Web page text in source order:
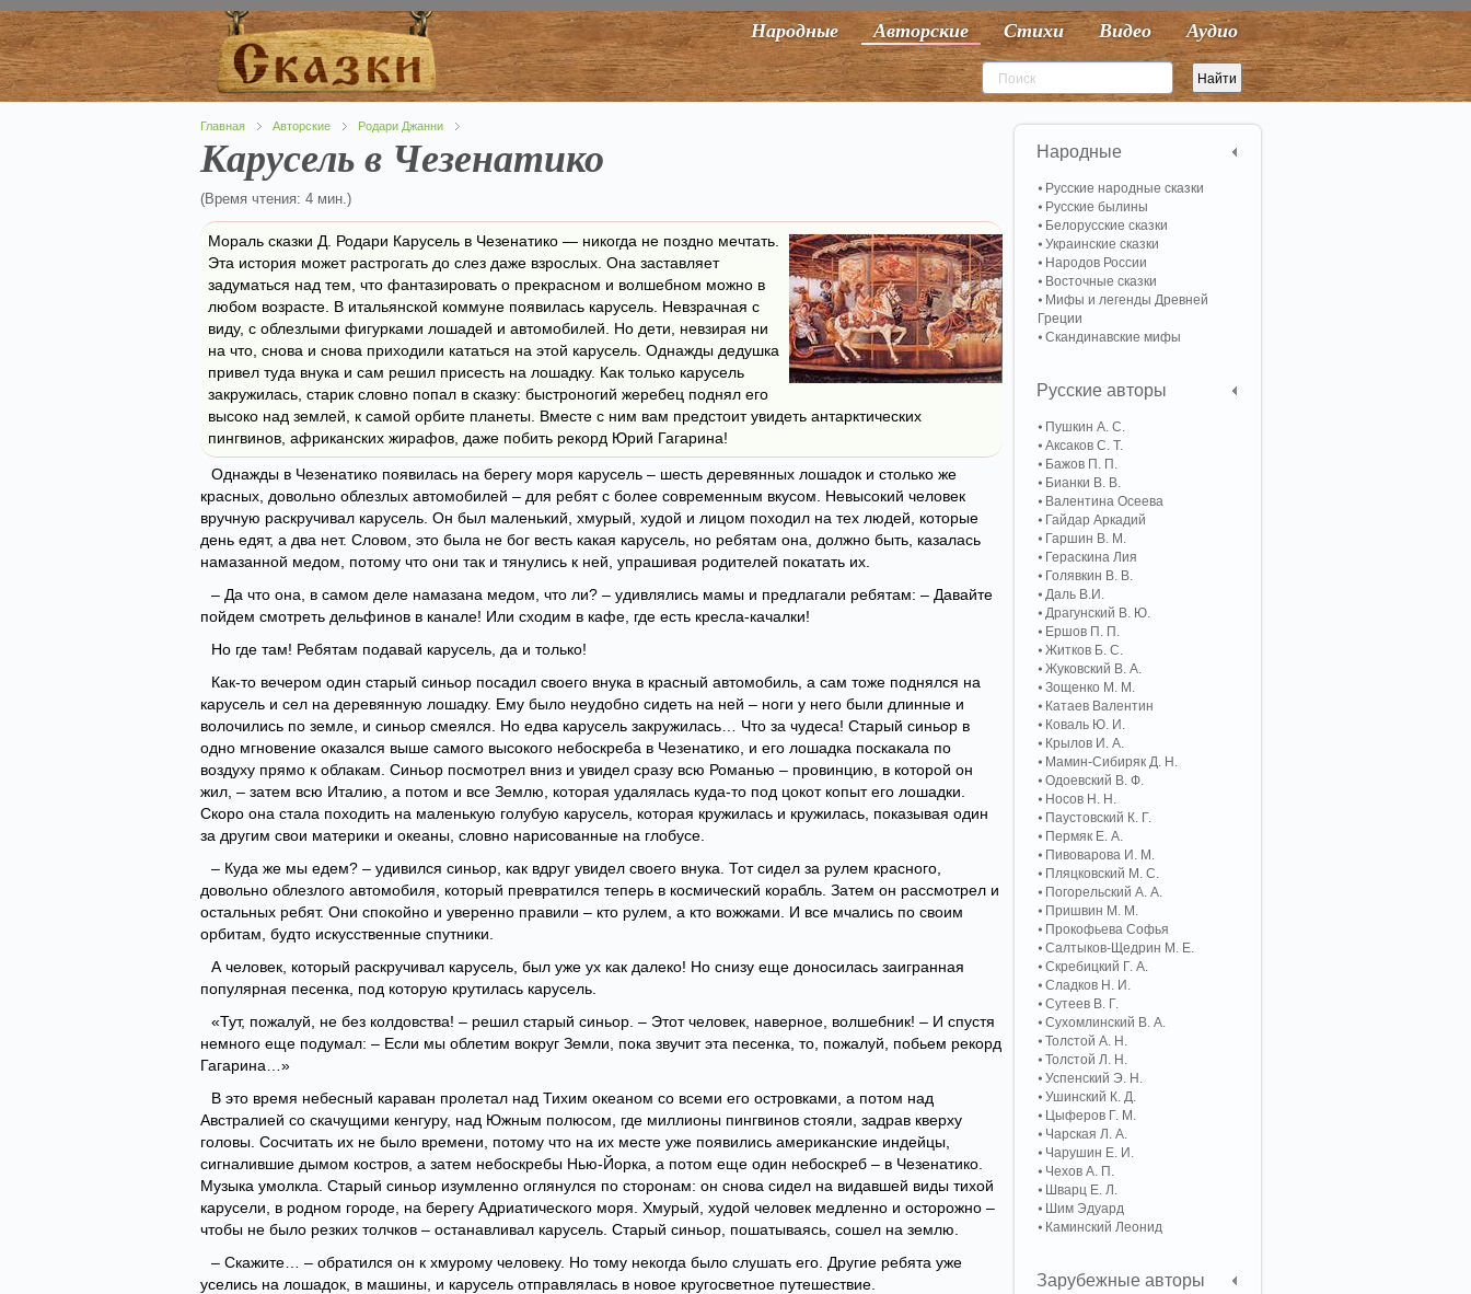
Народные Авторские Стихи Видео Аудио
Главная Авторские Родари Джанни
Карусель в Чезенатико
(Время чтения: 4 мин.)
Мораль сказки Д. Родари Карусель в Чезенатико — никогда не поздно мечтать.
Эта история может растрогать до слез даже взрослых. Она заставляет
задуматься над тем, что фантазировать о прекрасном и волшебном можно в
любом возрасте. В итальянской коммуне появилась карусель. Невзрачная с
виду, с облезлыми фигурками лошадей и автомобилей. Но дети, невзирая ни
на что, снова и снова приходили кататься на этой карусель. Однажды дедушка
привел туда внука и сам решил присесть на лошадку. Как только карусель
закружилась, старик словно попал в сказку: быстроногий жеребец поднял его
высоко над землей, к самой орбите планеты. Вместе с ним вам предстоит увидеть антарктических
пингвинов, африканских жирафов, даже побить рекорд Юрий Гагарина!
Однажды в Чезенатико появилась на берегу моря карусель – шесть деревянных лошадок и столько же
красных, довольно облезлых автомобилей – для ребят с более современным вкусом. Невысокий человек
вручную раскручивал карусель. Он был маленький, хмурый, худой и лицом походил на тех людей, которые
день едят, а два нет. Словом, это была не бог весть какая карусель, но ребятам она, должно быть, казалась
намазанной медом, потому что они так и тянулись к ней, упрашивая родителей покатать их.
– Да что она, в самом деле намазана медом, что ли? – удивлялись мамы и предлагали ребятам: – Давайте
пойдем смотреть дельфинов в канале! Или сходим в кафе, где есть кресла-качалки!
Но где там! Ребятам подавай карусель, да и только!
Как-то вечером один старый синьор посадил своего внука в красный автомобиль, а сам тоже поднялся на
карусель и сел на деревянную лошадку. Ему было неудобно сидеть на ней – ноги у него были длинные и
волочились по земле, и синьор смеялся. Но едва карусель закружилась… Что за чудеса! Старый синьор в
одно мгновение оказался выше самого высокого небоскреба в Чезенатико, и его лошадка поскакала по
воздуху прямо к облакам. Синьор посмотрел вниз и увидел сразу всю Романью – провинцию, в которой он
жил, – затем всю Италию, а потом и все Землю, которая удалялась куда-то под цокот копыт его лошадки.
Скоро она стала походить на маленькую голубую карусель, которая кружилась и кружилась, показывая один
за другим свои материки и океаны, словно нарисованные на глобусе.
– Куда же мы едем? – удивился синьор, как вдруг увидел своего внука. Тот сидел за рулем красного,
довольно облезлого автомобиля, который превратился теперь в космический корабль. Затем он рассмотрел и
остальных ребят. Они спокойно и уверенно правили – кто рулем, а кто вожжами. И все мчались по своим
орбитам, будто искусственные спутники.
А человек, который раскручивал карусель, был уже ух как далеко! Но снизу еще доносилась заигранная
популярная песенка, под которую крутилась карусель.
«Тут, пожалуй, не без колдовства! – решил старый синьор. – Этот человек, наверное, волшебник! – И спустя
немного еще подумал: – Если мы облетим вокруг Земли, пока звучит эта песенка, то, пожалуй, побьем рекорд
Гагарина…»
В это время небесный караван пролетал над Тихим океаном со всеми его островками, а потом над
Австралией со скачущими кенгуру, над Южным полюсом, где миллионы пингвинов стояли, задрав кверху
головы. Сосчитать их не было времени, потому что на их месте уже появились американские индейцы,
сигналившие дымом костров, а затем небоскребы Нью-Йорка, а потом еще один небоскреб – в Чезенатико.
Музыка умолкла. Старый синьор изумленно оглянулся по сторонам: он снова сидел на видавшей виды тихой
карусели, в родном городе, на берегу Адриатического моря. Хмурый, худой человек медленно и осторожно –
чтобы не было резких толчков – останавливал карусель. Старый синьор, пошатываясь, сошел на землю.
– Скажите… – обратился он к хмурому человеку. Но тому некогда было слушать его. Другие ребята уже
уселись на лошадок, в машины, и карусель отправлялась в новое кругосветное путешествие.
Народные
Русские народные сказки
Русские былины
Белорусские сказки
Украинские сказки
Народов России
Восточные сказки
Мифы и легенды Древней
Греции
Скандинавские мифы
Русские авторы
Пушкин А. С.
Аксаков С. Т.
Бажов П. П.
Бианки В. В.
Валентина Осеева
Гайдар Аркадий
Гаршин В. М.
Гераскина Лия
Голявкин В. В.
Даль В.И.
Драгунский В. Ю.
Ершов П. П.
Житков Б. С.
Жуковский В. А.
Зощенко М. М.
Катаев Валентин
Коваль Ю. И.
Крылов И. А.
Мамин-Сибиряк Д. Н.
Одоевский В. Ф.
Носов Н. Н.
Паустовский К. Г.
Пермяк Е. А.
Пивоварова И. М.
Пляцковский М. С.
Погорельский А. A.
Пришвин М. М.
Прокофьева Софья
Салтыков-Щедрин М. Е.
Скребицкий Г. А.
Сладков Н. И.
Сутеев В. Г.
Сухомлинский В. А.
Толстой А. Н.
Толстой Л. Н.
Успенский Э. Н.
Ушинский К. Д.
Цыферов Г. М.
Чарская Л. А.
Чарушин Е. И.
Чехов А. П.
Шварц Е. Л.
Шим Эдуард
Каминский Леонид
Зарубежные авторы